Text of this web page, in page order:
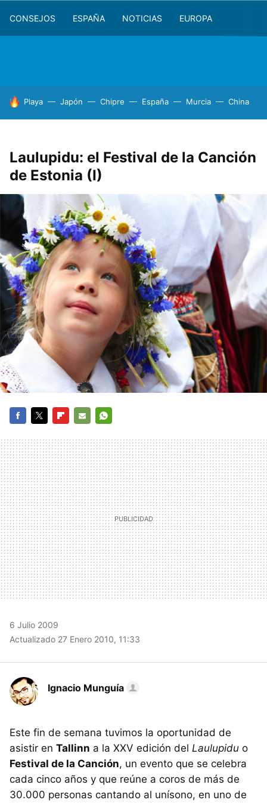
CONSEJOS ESPAÑA NOTICIAS EUROPA
HOY SE HABLA DE
Playa Japón Chipre España Murcia China
Laulupidu: el Festival de la Canción
de Estonia (I)
MAIL
6 Julio 2009
Actualizado 27 Enero 2010, 11:33
Ignacio Munguía
Este fin de semana tuvimos la oportunidad de
asistir en Tallinn a la XXV edición del Laulupidu o
Festival de la Canción, un evento que se celebra
cada cinco años y que reúne a coros de más de
30.000 personas cantando al unísono, en uno de